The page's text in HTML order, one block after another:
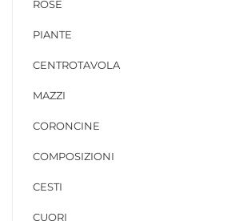
ROSE
PIANTE
CENTROTAVOLA
MAZZI
CORONCINE
COMPOSIZIONI
CESTI
CUORI